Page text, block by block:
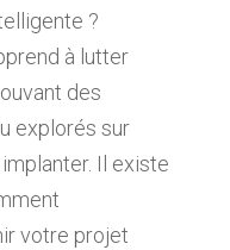
?
à lutter
des
explorés sur
Il existe
votre projet